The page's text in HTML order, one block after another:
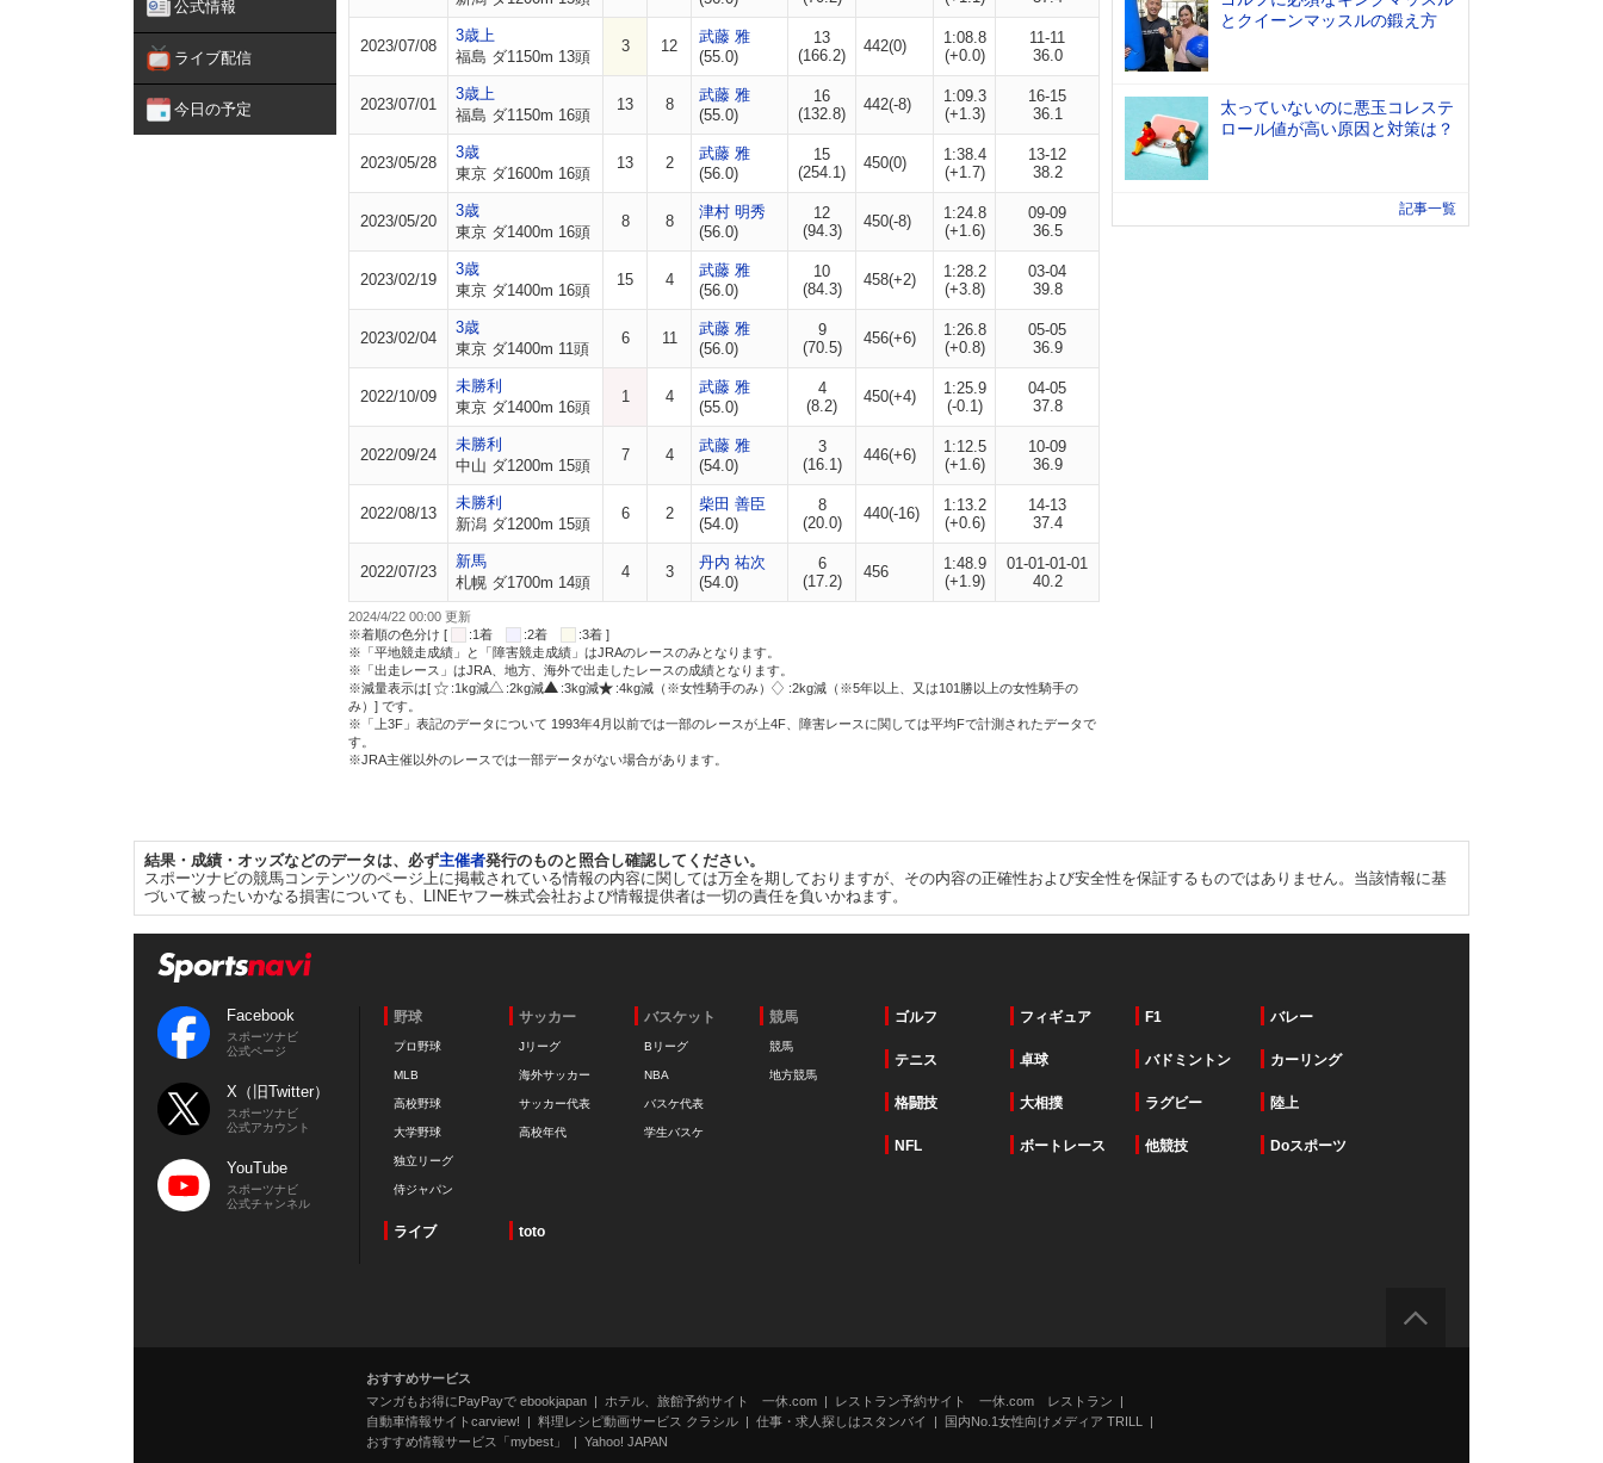
公式情報
ライブ配信
今日の予定
2023/07/08
3歳上
福島 ダ1150m 13頭
3 12
武藤 雅
(55.0)
13
(166.2)
442(0)
1:08.8
(+0.0)
11-11
36.0
2023/07/01
3歳上
福島 ダ1150m 16頭
13 8
武藤 雅
(55.0)
16
(132.8)
442(-8)
1:09.3
(+1.3)
16-15
36.1
2023/05/28
3歳
東京 ダ1600m 16頭
13 2
武藤 雅
(56.0)
15
(254.1)
450(0)
1:38.4
(+1.7)
13-12
38.2
2023/05/20
3歳
東京 ダ1400m 16頭
8 8
津村 明秀
(56.0)
12
(94.3)
450(-8)
1:24.8
(+1.6)
09-09
36.5
2023/02/19
3歳
東京 ダ1400m 16頭
15 4
武藤 雅
(56.0)
10
(84.3)
458(+2)
1:28.2
(+3.8)
03-04
39.8
2023/02/04
3歳
東京 ダ1400m 11頭
6 11
武藤 雅
(56.0)
9
(70.5)
456(+6)
1:26.8
(+0.8)
05-05
36.9
2022/10/09
未勝利
東京 ダ1400m 16頭
1 4
武藤 雅
(55.0)
4
(8.2)
450(+4)
1:25.9
(-0.1)
04-05
37.8
2022/09/24
未勝利
中山 ダ1200m 15頭
7 4
武藤 雅
(54.0)
3
(16.1)
446(+6)
1:12.5
(+1.6)
10-09
36.9
2022/08/13
未勝利
新潟 ダ1200m 15頭
6 2
柴田 善臣
(54.0)
8
(20.0)
440(-16)
1:13.2
(+0.6)
14-13
37.4
2022/07/23
新馬
札幌 ダ1700m 14頭
4 3
丹内 祐次
(54.0)
6
(17.2)
456
1:48.9
(+1.9)
01-01-01-01
40.2
2024/4/22 00:00 更新
※着順の色分け [
:1着 :2着
:3着 ]
※「平地競走成績」と「障害競走成績」はJRAのレースのみとなります。
※「出走レース」はJRA、地方、海外で出走したレースの成績となります。
※減量表示は[
:1kg減 :2kg減 :3kg減 :4kg減（※女性騎手のみ）
:2kg減（※5年以上、又は101勝以上の女性騎手の
み）] です。
※「上3F」表記のデータについて 1993年4月以前では一部のレースが上4F、障害レースに関しては平均Fで計測されたデータで
す。
※JRA主催以外のレースでは一部データがない場合があります。
とクイーンマッスルの鍛え方
太っていないのに悪玉コレステ
ロール値が高い原因と対策は？
記事一覧
結果・成績・オッズなどのデータは、必ず主催者発行のものと照合し確認してください。
スポーツナビの競馬コンテンツのページ上に掲載されている情報の内容に関しては万全を期しておりますが、その内容の正確性および安全性を保証するものではありません。当該情報に基
づいて被ったいかなる損害についても、LINEヤフー株式会社および情報提供者は一切の責任を負いかねます。
Facebook
スポーツナビ
公式ページ
X（旧Twitter）
スポーツナビ
公式アカウント
YouTube
スポーツナビ
公式チャンネル
野球
プロ野球
MLB
高校野球
大学野球
独立リーグ
侍ジャパン
サッカー
Jリーグ
海外サッカー
サッカー代表
高校年代
バスケット
Bリーグ
NBA
バスケ代表
学生バスケ
競馬
競馬
地方競馬
ゴルフ フィギュア F1 バレー
テニス 卓球 バドミントン カーリング
格闘技 大相撲 ラグビー 陸上
NFL ボートレース 他競技 Doスポーツ
ライブ toto
おすすめサービス
マンガもお得にPayPayで ebookjapan
ホテル、旅館予約サイト 一休.com
レストラン予約サイト 一休.com レストラン
自動車情報サイトcarview!
料理レシピ動画サービス クラシル 仕事・求人探しはスタンバイ
国内No.1女性向けメディア TRILL
おすすめ情報サービス「mybest」
Yahoo! JAPAN